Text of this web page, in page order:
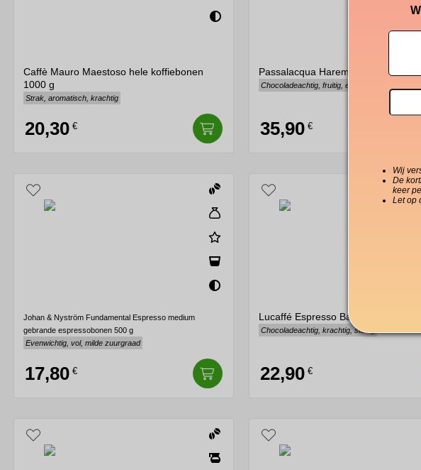
Caffè Mauro Maestoso hele koffiebonen
1000 g
Strak, aromatisch, krachtig
20,30 €
Passalacqua Harem koffiebonen
Chocoladeachtig, fruitig, evenwichtig
35,90 €
Johan & Nyström Fundamental Espresso medium
gebrande espressobonen 500 g
Evenwichtig, vol, milde zuurgraad
17,80 €
Lucaffé Espresso Bar koffiebonen
Chocoladeachtig, krachtig, stevig
22,90 €
Wij
De
keer
Let op